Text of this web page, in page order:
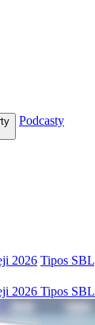
Podcasty
2026 Tipos SBL
2026 Tipos SBL